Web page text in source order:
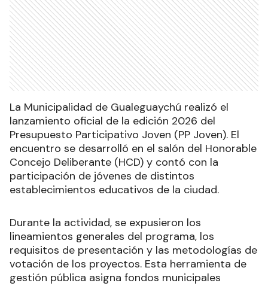
La Municipalidad de Gualeguaychú realizó el
lanzamiento oficial de la edición 2026 del
Presupuesto Participativo Joven (PP Joven). El
encuentro se desarrolló en el salón del Honorable
Concejo Deliberante (HCD) y contó con la
participación de jóvenes de distintos
establecimientos educativos de la ciudad.
Durante la actividad, se expusieron los
lineamientos generales del programa, los
requisitos de presentación y las metodologías de
votación de los proyectos. Esta herramienta de
gestión pública asigna fondos municipales